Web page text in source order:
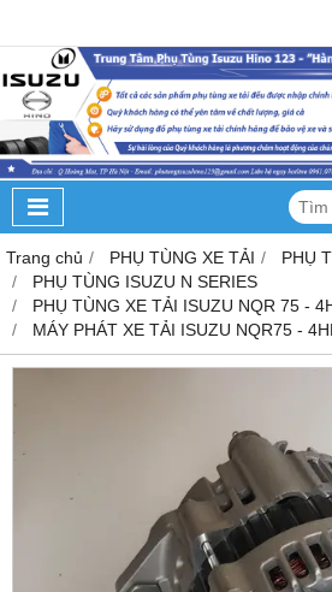
Trang chủ PHỤ TÙNG XE TẢI
PHỤ
PHỤ TÙNG ISUZU N SERIES
PHỤ TÙNG XE TẢI ISUZU NQR 75 -
MÁY PHÁT XE TẢI ISUZU NQR75 -